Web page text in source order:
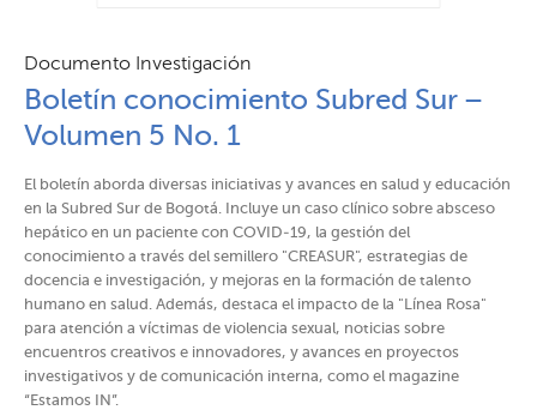
Documento Investigación
Boletín conocimiento Subred Sur –
Volumen 5 No. 1
El boletín aborda diversas iniciativas y avances en salud y educación
en la Subred Sur de Bogotá. Incluye un caso clínico sobre absceso
hepático en un paciente con COVID-19, la gestión del
conocimiento a través del semillero "CREASUR", estrategias de
docencia e investigación, y mejoras en la formación de talento
humano en salud. Además, destaca el impacto de la "Línea Rosa"
para atención a víctimas de violencia sexual, noticias sobre
encuentros creativos e innovadores, y avances en proyectos
investigativos y de comunicación interna, como el magazine
“Estamos IN”.